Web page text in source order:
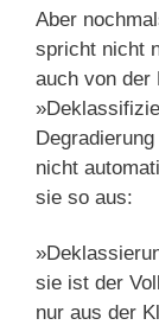
Aber
spricht nicht
auch von der
nicht
sie so aus:
sie ist der
nur aus der